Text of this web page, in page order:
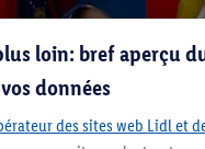
loin: bref aperçu
données
des sites web Lidl et